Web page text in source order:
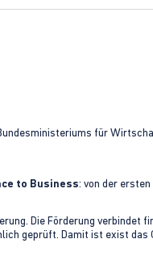
für
to Business: von der
Die Förderung verbindet
geprüft. Damit ist exist